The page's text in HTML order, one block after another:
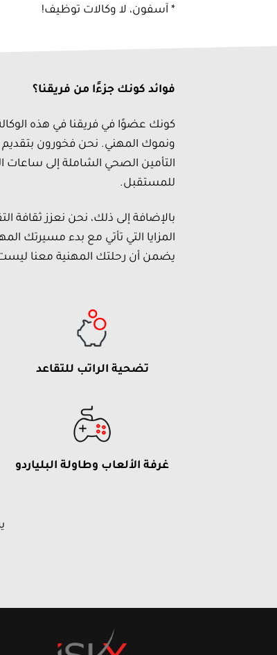
* آسفون، لا وكالات توظيف!
فوائد كونك جزءًا من فريقنا؟
كونك عضوًا في فريقنا في هذه
ونموك المهني. نحن فخورون بتقديم
التأمين الصحي الشاملة إلى ساعات
للمستقبل.
بالإضافة إلى ذلك، نحن نعزز ثقافة
المزايا التي تأتي مع بدء مسيرتك
يضمن أن رحلتك المهنية معنا
تضحية الراتب للتقاعد
غرفة الألعاب وطاولة البلياردو